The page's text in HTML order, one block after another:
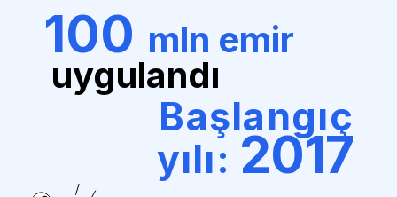
100 mln emir
uygulandı
Başlangıç
yılı: 2017